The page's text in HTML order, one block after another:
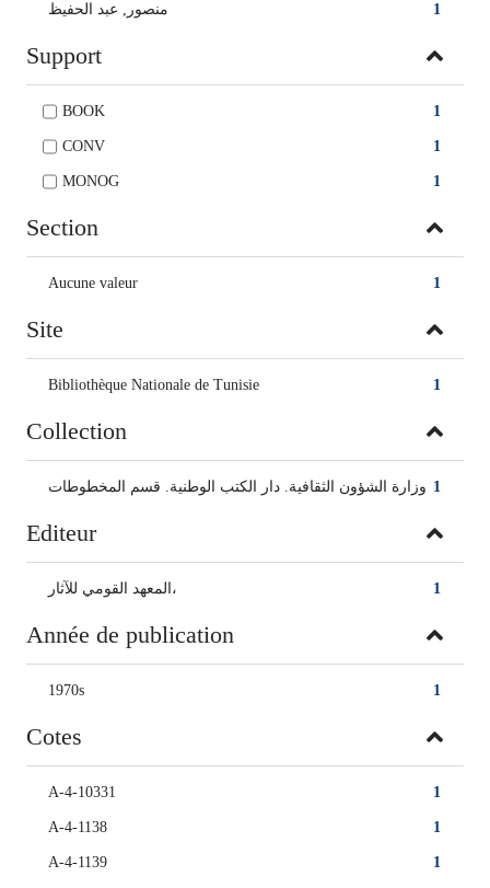
1 منصور, عبد الحفيظ
Support
1
BOOK
1
CONV
1
MONOG
Section
1
Aucune valeur
Site
1
Bibliothèque Nationale de Tunisie
Collection
1 وزارة الشؤون الثقافية. دار الكتب الوطنية. قسم المخطوطات
Editeur
1 المعهد القومي للآثار،
Année de publication
1
1970s
Cotes
1
A-4-10331
1
A-4-1138
1
A-4-1139